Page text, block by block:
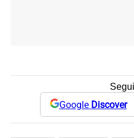
Google Discover